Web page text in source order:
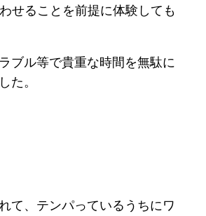
せることを前提に体験しても
ブル等で貴重な時間を無駄に
た。
て、テンパっているうちにワ